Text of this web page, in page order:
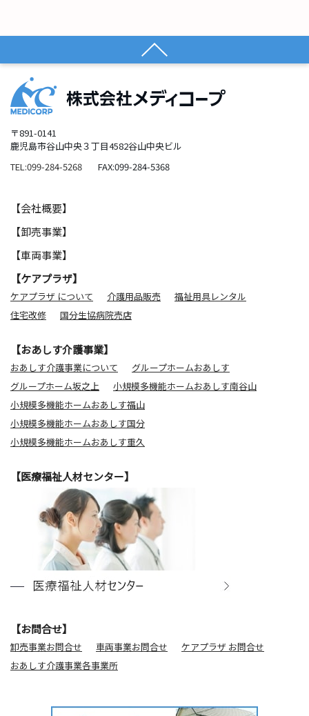
〒891-0141
鹿児島市谷山中央３丁目4582谷山中央ビル
TEL:099-284-5268
FAX:099-284-5368
【会社概要】
【卸売事業】
【車両事業】
【ケアプラザ】
ケアプラザ について 介護用品販売
福祉用具レンタル
住宅改修
国分生協病院売店
【おあしす介護事業】
おあしす介護事業について
グループホームおあしす
グループホーム坂之上
小規模多機能ホームおあしす南谷山
小規模多機能ホームおあしす福山
小規模多機能ホームおあしす国分
小規模多機能ホームおあしす重久
【医療福祉人材センター】
【お問合せ】
卸売事業お問合せ 車両事業お問合せ
ケアプラザ お問合せ
おあしす介護事業各事業所